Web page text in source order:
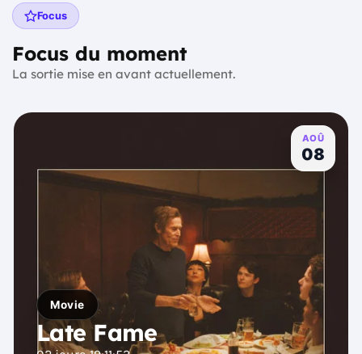
Focus
Focus du moment
La sortie mise en avant actuellement.
AOÛ
08
Movie
Late Fame